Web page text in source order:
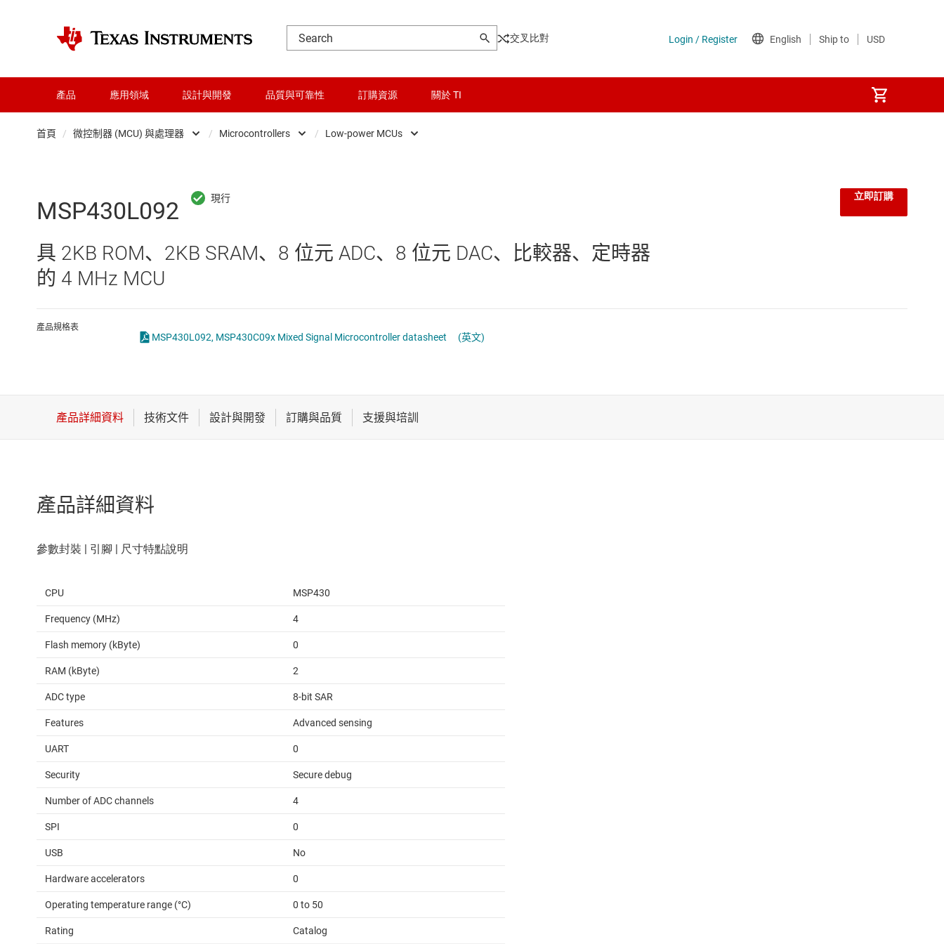
交叉比對
產品 應用領域 設計與開發 品質與可靠性 訂購資源 關於 TI
首頁 / 微控制器 (MCU) 與處理器
交換器與多工器
射頻 (RF) 與微波
微控制器 (MCU) 與處理器
時鐘與計時
邏輯和電壓轉換
馬達驅動器
/ Microcontrollers / Low-power MCUs
感測 MCU
MSP430L092
具 2KB ROM、2KB SRAM、8 位元 ADC、8 位元 DAC、比較器、定時器
的 4 MHz MCU
立即訂購
產品規格表
MSP430L092, MSP430C09x Mixed Signal Microcontroller datasheet (英文)
產品詳細資料
CPU MSP430
Frequency (MHz) 4
Flash memory (kByte) 0
RAM (kByte) 2
ADC type 8-bit SAR
Features Advanced sensing
UART 0
Security Secure debug
Number of ADC channels 4
SPI 0
USB No
Hardware accelerators 0
Operating temperature range (°C) 0 to 50
Rating Catalog